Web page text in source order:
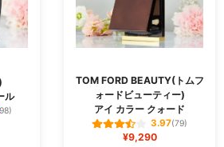
ル
TOM FORD BEAUTY(トムフ
ォードビューティー)
アイ カラー クォード
3.97(79)
¥9,290